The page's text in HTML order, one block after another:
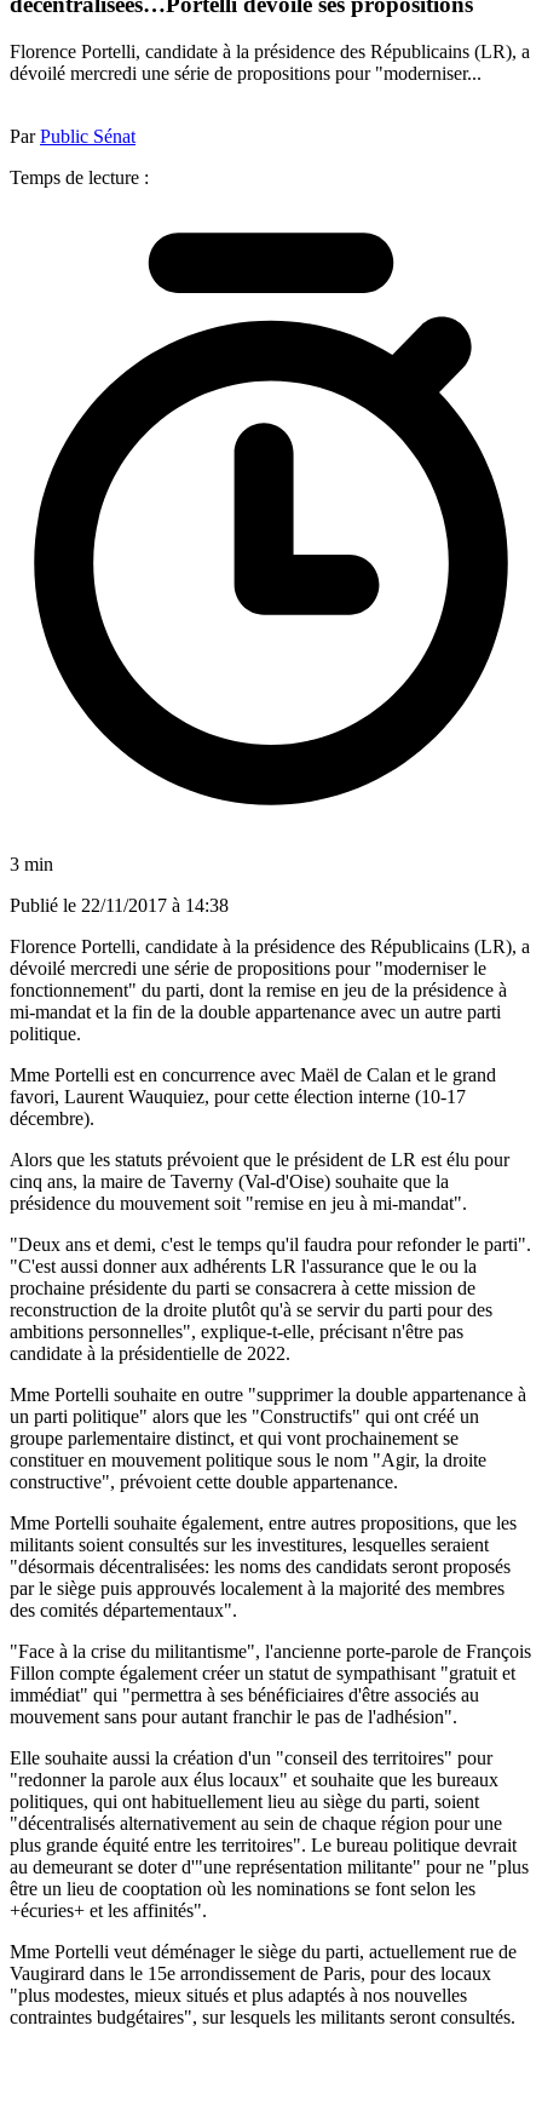
Florence Portelli, candidate à la présidence des Républicains (LR), a
dévoilé mercredi une série de propositions pour "moderniser...
ParPublic Sénat
Temps de lecture :
3 min
Publié le 22/11/2017 à 14:38
Florence Portelli, candidate à la présidence des Républicains (LR), a
dévoilé mercredi une série de propositions pour "moderniser le
fonctionnement" du parti, dont la remise en jeu de la présidence à
mi-mandat et la fin de la double appartenance avec un autre parti
politique.
Mme Portelli est en concurrence avec Maël de Calan et le grand
favori, Laurent Wauquiez, pour cette élection interne (10-17
décembre).
Alors que les statuts prévoient que le président de LR est élu pour
cinq ans, la maire de Taverny (Val-d'Oise) souhaite que la
présidence du mouvement soit "remise en jeu à mi-mandat".
"Deux ans et demi, c'est le temps qu'il faudra pour refonder le parti".
"C'est aussi donner aux adhérents LR l'assurance que le ou la
prochaine présidente du parti se consacrera à cette mission de
reconstruction de la droite plutôt qu'à se servir du parti pour des
ambitions personnelles", explique-t-elle, précisant n'être pas
candidate à la présidentielle de 2022.
Mme Portelli souhaite en outre "supprimer la double appartenance à
un parti politique" alors que les "Constructifs" qui ont créé un
groupe parlementaire distinct, et qui vont prochainement se
constituer en mouvement politique sous le nom "Agir, la droite
constructive", prévoient cette double appartenance.
Mme Portelli souhaite également, entre autres propositions, que les
militants soient consultés sur les investitures, lesquelles seraient
"désormais décentralisées: les noms des candidats seront proposés
par le siège puis approuvés localement à la majorité des membres
des comités départementaux".
"Face à la crise du militantisme", l'ancienne porte-parole de François
Fillon compte également créer un statut de sympathisant "gratuit et
immédiat" qui "permettra à ses bénéficiaires d'être associés au
mouvement sans pour autant franchir le pas de l'adhésion".
Elle souhaite aussi la création d'un "conseil des territoires" pour
"redonner la parole aux élus locaux" et souhaite que les bureaux
politiques, qui ont habituellement lieu au siège du parti, soient
"décentralisés alternativement au sein de chaque région pour une
plus grande équité entre les territoires". Le bureau politique devrait
au demeurant se doter d'"une représentation militante" pour ne "plus
être un lieu de cooptation où les nominations se font selon les
+écuries+ et les affinités".
Mme Portelli veut déménager le siège du parti, actuellement rue de
Vaugirard dans le 15e arrondissement de Paris, pour des locaux
"plus modestes, mieux situés et plus adaptés à nos nouvelles
contraintes budgétaires", sur lesquels les militants seront consultés.